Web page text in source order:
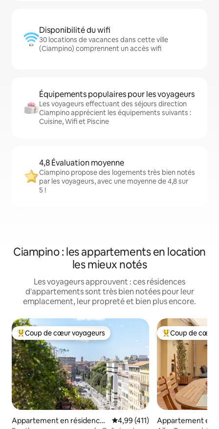
Disponibilité du wifi
30 locations de vacances dans cette ville
(Ciampino) comprennent un accès wifi
Équipements populaires pour les voyageurs
Les voyageurs effectuant des séjours direction
Ciampino apprécient les équipements suivants :
Cuisine, Wifi et Piscine
4,8 Évaluation moyenne
Ciampino propose des logements très bien notés
par les voyageurs, avec une moyenne de 4,8 sur
5 !
Ciampino : les appartements en location
les mieux notés
Les voyageurs approuvent : ces résidences
d'appartements sont très bien notées pour leur
emplacement, leur propreté et bien plus encore.
Coups de cœur voyageurs les plus appréciés
Coup de cœur voyageurs
Appartement en résidence ⋅
Évaluation moyenne sur la
4,99 (411)
Coups de cœur
Coup de cœur
Appartement en